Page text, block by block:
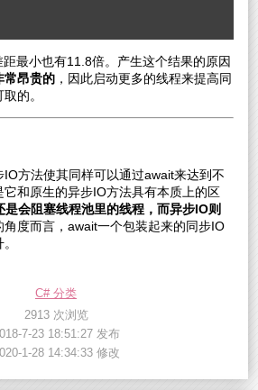
最小也有11.8倍。产生这个结果的原因
常昂贵的 ，因此启动更多的线程来提高同
的。
方法使其同样可以通过await来达到不
它和原生的异步IO方法具有本质上的区
是会阻塞线程池里的线程，而异步IO则
角度而言，await一个包装起来的同步IO
C# 分类
2913 次浏览
7-23 18:51:27 发布
1-28 14:34:33 修改